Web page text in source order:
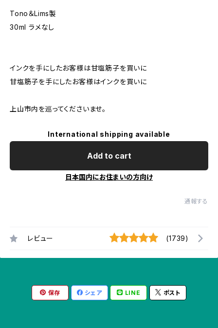
Tono＆Lims製
30ml ラメなし
インクを手にしたお客様は甘塩筋子を買いに
甘塩筋子を手にしたお客様はインクを買いに
上山市内を巡ってくださいませ。
International shipping available
Add to cart
日本国内にお住まいの方向け
通報する
レビュー (1739)
保存 シェア LINE ポスト